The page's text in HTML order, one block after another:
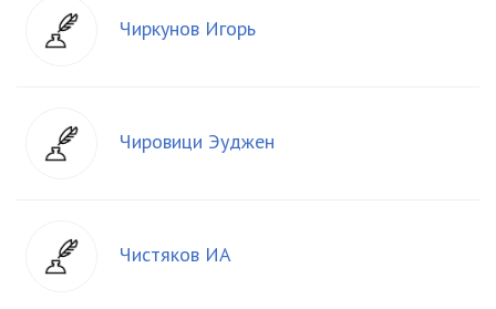
Чиркунов Игорь
Чировици Эуджен
Чистяков ИА